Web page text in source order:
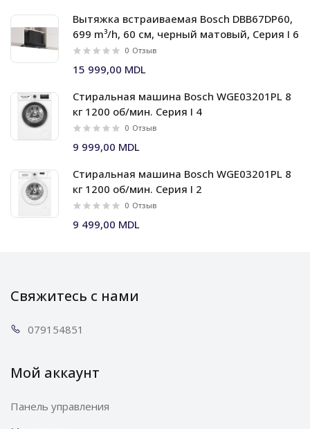
Вытяжка встраиваемая Bosch DBB67DP60,
699 m³/h, 60 см, черный матовый, Серия I 6
0 Отзыв
15 999,00 MDL
Стиральная машина Bosch WGE03201PL 8
кг 1200 об/мин. Серия I 4
0 Отзыв
9 999,00 MDL
Стиральная машина Bosch WGE03201PL 8
кг 1200 об/мин. Серия I 2
0 Отзыв
9 499,00 MDL
Свяжитесь с нами
0791 54851
Мой аккаунт
Панель управления